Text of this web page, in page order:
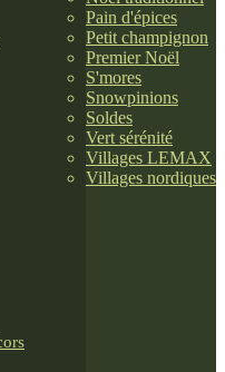
Pain d'épices
Petit champignon
Premier Noël
S'mores
Snowpinions
Soldes
Vert sérénité
Villages LEMAX
Villages nordiques